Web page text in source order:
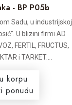
- BP P05b
Sadu, u industrijskoj
U blizini firmi AD
FERTIL, FRUCTUS,
i TARKET....
korpu
ponudu